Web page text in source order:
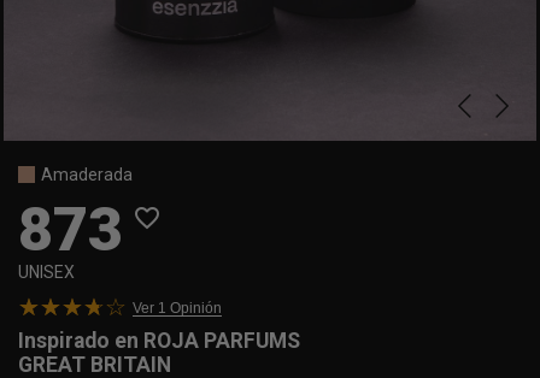
Amaderada
873 favorite_border
UNISEX
Ver 1 Opinión
Inspirado en ROJA PARFUMS
GREAT BRITAIN